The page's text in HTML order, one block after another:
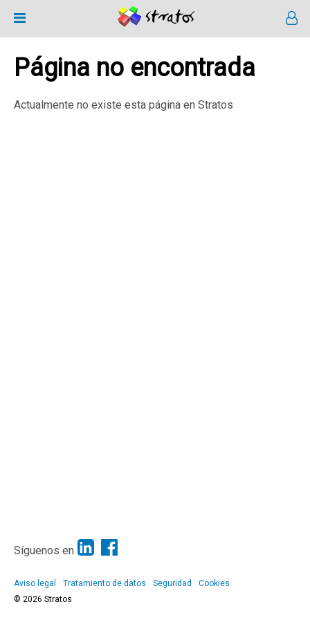
Página no encontrada
Actualmente no existe esta página en Stratos
Síguenos en
Aviso legal Tratamiento de datos Seguridad
Cookies
© 2026 Stratos